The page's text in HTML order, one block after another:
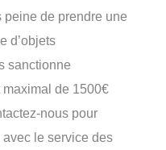
de prendre une
d’objets
sanctionne
maximal de 1500€
nous pour
le service des